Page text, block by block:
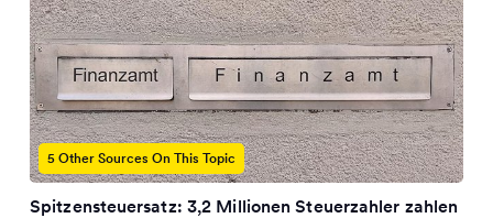
5 Other Sources On This Topic
Spitzensteuersatz: 3,2 Millionen Steuerzahler zahlen